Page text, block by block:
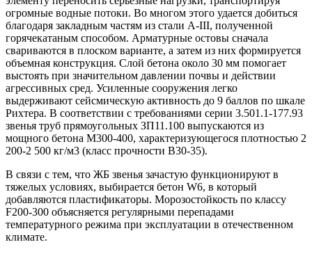
огромные водные потоки. Во многом этого удается добиться
благодаря закладным частям из стали A-III, полученной
горячекатаным способом. Арматурные остовы сначала
свариваются в плоском варианте, а затем из них формируется
объемная конструкция. Слой бетона около 30 мм помогает
выстоять при значительном давлении почвы и действии
агрессивных сред. Усиленные сооружения легко
выдерживают сейсмическую активность до 9 баллов по шкале
Рихтера. В соответствии с требованиями серии 3.501.1-177.93
звенья труб прямоугольных ЗП11.100 выпускаются из
мощного бетона М300-400, характеризующегося плотностью 2
200-2 500 кг/м3 (класс прочности В30-35).
В связи с тем, что ЖБ звенья зачастую функционируют в
тяжелых условиях, выбирается бетон W6, в который
добавляются пластификаторы. Морозостойкость по классу
F200-300 объясняется регулярными перепадами
температурного режима при эксплуатации в отечественном
климате.